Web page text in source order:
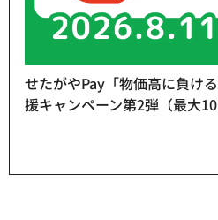
せたがやPay「物価高に負け
援キャンペーン第2弾（最大